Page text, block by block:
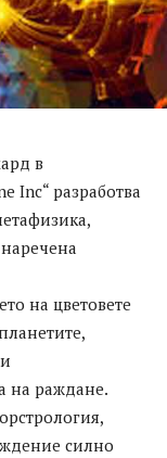
в
Inc“ разработва
на цветовете
на раждане.
силно